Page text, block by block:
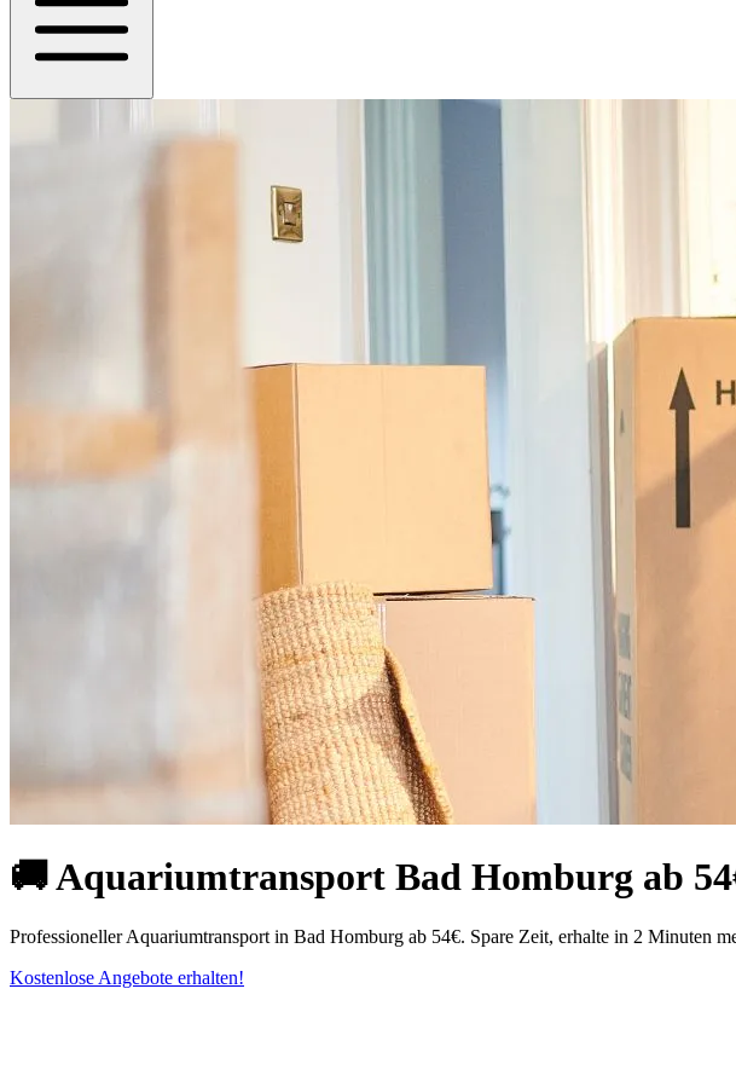
🚚 Aquariumtransport Bad Homburg ab
Professioneller Aquariumtransport in Bad Homburg ab 54€. Spare Zeit, erhalte in 2 Minuten
Kostenlose Angebote erhalten!